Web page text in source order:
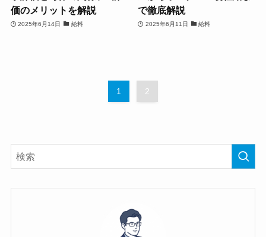
価のメリットを解説
2025年6月14日 給料
で徹底解説
2025年6月11日 給料
1 2